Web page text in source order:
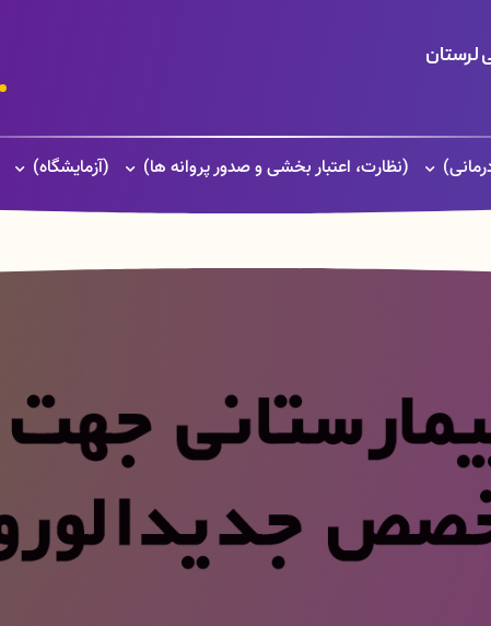
لرستان
(نظارت، اعتبار بخشی و صدور پروانه ها) (آزمایشگاه)